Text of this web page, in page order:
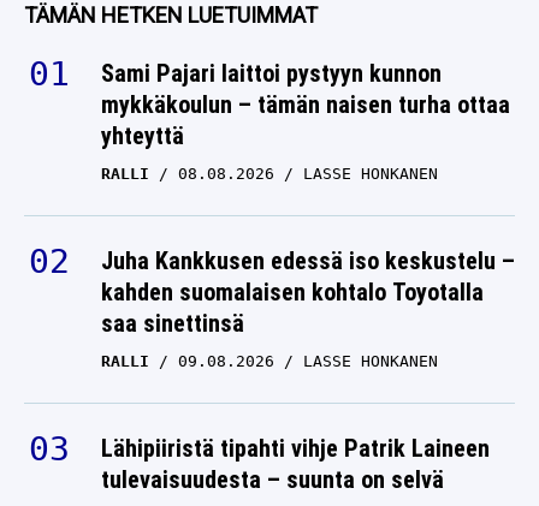
TÄMÄN HETKEN LUETUIMMAT
Sami Pajari laittoi pystyyn kunnon
mykkäkoulun – tämän naisen turha ottaa
yhteyttä
RALLI 08.08.2026 LASSE HONKANEN
Juha Kankkusen edessä iso keskustelu –
kahden suomalaisen kohtalo Toyotalla
saa sinettinsä
RALLI 09.08.2026 LASSE HONKANEN
Lähipiiristä tipahti vihje Patrik Laineen
tulevaisuudesta – suunta on selvä